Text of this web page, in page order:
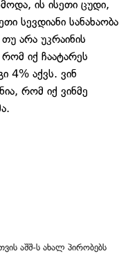
ის ისეთი ცუდი,
სევდიანი სანახაობა
არა უკრაინის
იქ ჩაატარეს
4% აქვს. ვინ
რომ იქ ვინმე
აშშ-ს ახალ პირობებს